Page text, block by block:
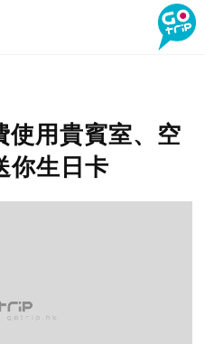
使用貴賓室、空
你生日卡